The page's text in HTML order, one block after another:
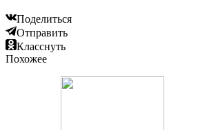
Поделиться
Отправить
Класснуть
Похожее